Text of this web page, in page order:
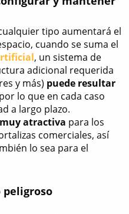
tipo aumentará el
cuando se suma el
, un sistema de
adicional requerida
y más) puede resultar
lo que en cada caso
a largo plazo.
atractiva para los
comerciales, así
lo sea para el